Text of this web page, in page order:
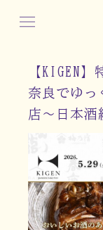
【KIGEN
奈良でゆっ
店～日本酒